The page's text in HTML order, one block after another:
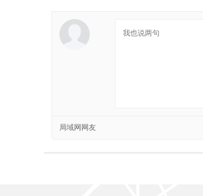
局域网网友